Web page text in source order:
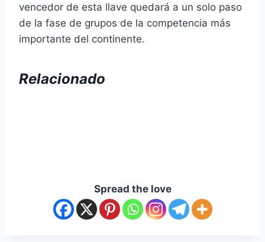
vencedor de esta llave quedará a un solo paso
de la fase de grupos de la competencia más
importante del continente.
Relacionado
Spread the love